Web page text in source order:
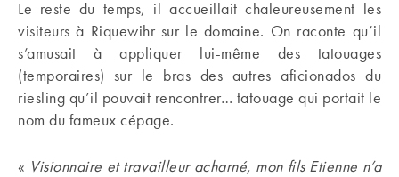
Le reste du temps, il accueillait chaleureusement les
visiteurs à Riquewihr sur le domaine. On raconte qu’il
s’amusait à appliquer lui-même des tatouages
(temporaires) sur le bras des autres aficionados du
riesling qu’il pouvait rencontrer… tatouage qui portait le
nom du fameux cépage.
« Visionnaire et travailleur acharné, mon fils Etienne n’a